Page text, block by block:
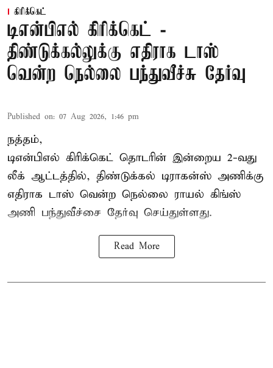
கிரிக்கெட்
டிஎன்பிஎல் கிரிக்கெட் -
திண்டுக்கல்லுக்கு எதிராக டாஸ்
வென்ற நெல்லை பந்துவீச்சு தேர்வு
Published on: 07 Aug 2026, 1:46 pm
நத்தம்,
டிஎன்பிஎல் கிரிக்கெட் தொடரின் இன்றைய 2-வது
லீக் ஆட்டத்தில், திண்டுக்கல் டிராகன்ஸ் அணிக்கு
எதிராக டாஸ் வென்ற நெல்லை ராயல் கிங்ஸ்
அணி பந்துவீச்சை தேர்வு செய்துள்ளது.
Read More